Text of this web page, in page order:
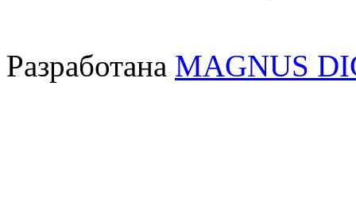
Разработана MAGNUS